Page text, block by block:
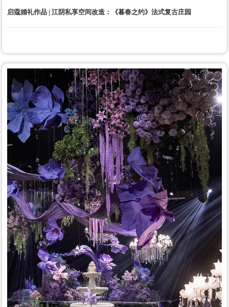
启蔻婚礼作品 | 江阴私享空间改造：《暮春之约》法式复古庄园